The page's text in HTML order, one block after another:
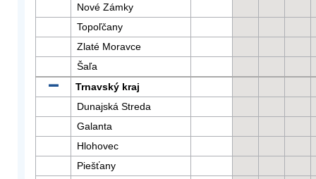
Nové Zámky
Topoľčany
Zlaté Moravce
Šaľa
Trnavský kraj
Dunajská Streda
Galanta
Hlohovec
Piešťany